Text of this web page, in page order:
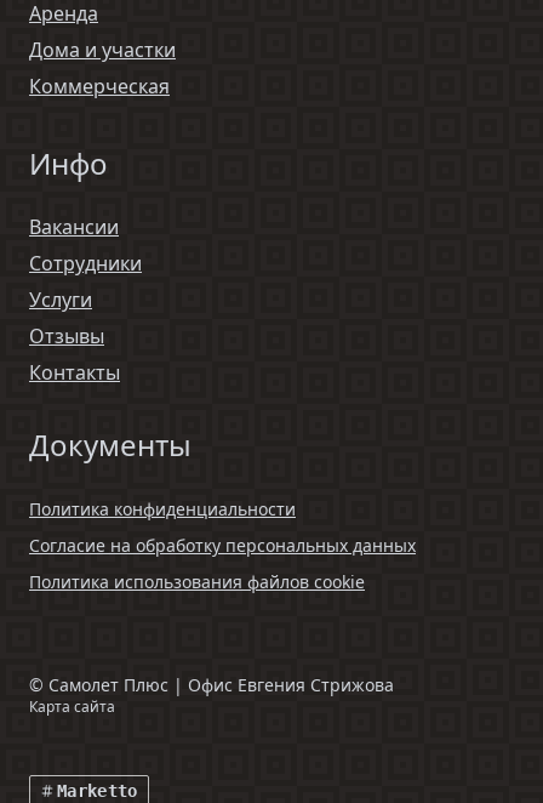
Аренда
Дома и участки
Коммерческая
Инфо
Вакансии
Сотрудники
Услуги
Отзывы
Контакты
Документы
Политика конфиденциальности
Согласие на обработку персональных данных
Политика использования файлов cookie
© Самолет Плюс | Офис Евгения Стрижова
Карта сайта
Marketto